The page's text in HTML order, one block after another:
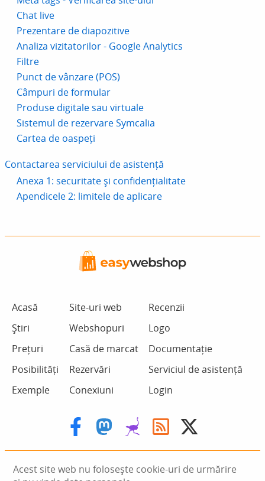
Chat live
Prezentare de diapozitive
Analiza vizitatorilor - Google Analytics
Filtre
Punct de vânzare (POS)
Câmpuri de formular
Produse digitale sau virtuale
Sistemul de rezervare Symcalia
Cartea de oaspeți
Contactarea serviciului de asistență
Anexa 1: securitate și confidențialitate
Apendicele 2: limitele de aplicare
Acasă
Știri
Prețuri
Posibilități
Exemple
Site-uri web
Webshopuri
Casă de marcat
Rezervări
Conexiuni
Recenzii
Logo
Documentație
Serviciul de asistență
Login
Acest site web nu folosește cookie-uri de urmărire